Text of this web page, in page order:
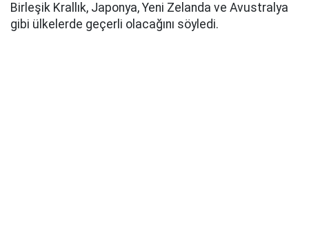
Birleşik Krallık, Japonya, Yeni Zelanda ve Avustralya
gibi ülkelerde geçerli olacağını söyledi.